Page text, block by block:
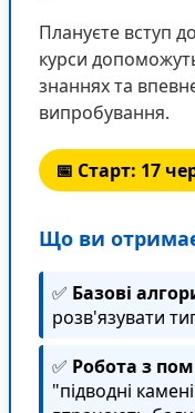
Плануєте вступ
курси
знаннях та
випробування.
📅 Старт: 17
Що ви
✅ Базові
розв'язувати
✅ Робота з
"підводні